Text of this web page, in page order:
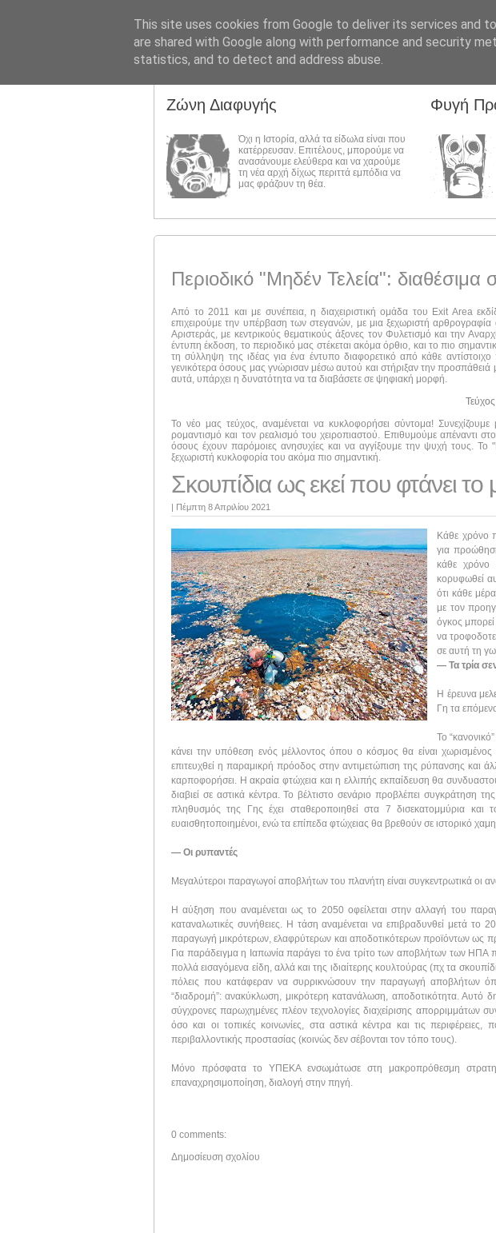
Ζώνη Διαφυγής
Όχι η Ιστορία, αλλά τα είδωλα είναι που
κατέρρευσαν. Επιτέλους, μπορούμε να
ανασάνουμε ελεύθερα και να χαρούμε
τη νέα αρχή δίχως περιττά εμπόδια να
μας φράζουν τη θέα.
Φυγή
Περιοδικό "Μηδέν Τελεία":
Από το 2011 και με συνέπεια, η διαχειριστική ομάδα του Exit Area
επιχειρούμε την υπέρβαση των στεγανών, με μια ξεχωριστή αρθρογραφία
Αριστεράς, με κεντρικούς θεματικούς άξονες τον Φυλετισμό και την
έντυπη έκδοση, το περιοδικό μας στέκεται ακόμα όρθιο, και το πιο
τη σύλληψη της ιδέας για ένα έντυπο διαφορετικό από κάθε
γενικότερα όσους μας γνώρισαν μέσω αυτού και στήριξαν την
αυτά, υπάρχει η δυνατότητα να τα διαβάσετε σε ψηφιακή μορφή.
Το νέο μας τεύχος, αναμένεται να κυκλοφορήσει σύντομα!
ρομαντισμό και τον ρεαλισμό του χειροπιαστού. Επιθυμούμε
όσους έχουν παρόμοιες ανησυχίες και να αγγίξουμε την ψυχή τους. Το
ξεχωριστή κυκλοφορία του ακόμα πιο σημαντική.
Σκουπίδια ως εκεί που φτάνει το
| Πέμπτη 8 Απριλίου 2021
Κάθε χρόνο
για
κάθε χρόνο
κορυφωθεί
ότι κάθε
με τον
όγκος
να
σε αυτή τη
— Τα τρία
Η έρευνα
Γη τα
Το
κάνει την υπόθεση ενός μέλλοντος όπου ο κόσμος θα είναι
επιτευχθεί η παραμικρή πρόοδος στην αντιμετώπιση της ρύπανσης και
καρποφορήσει. Η ακραία φτώχεια και η ελλιπής εκπαίδευση θα
διαβιεί σε αστικά κέντρα. Το βέλτιστο σενάριο προβλέπει
πληθυσμός της Γης έχει σταθεροποιηθεί στα 7 δισεκατομμύρια και
ευαισθητοποιημένοι, ενώ τα επίπεδα φτώχειας θα βρεθούν σε ιστορικό
— Οι ρυπαντές
Μεγαλύτεροι παραγωγοί αποβλήτων του πλανήτη είναι συγκεντρωτικά
Η αύξηση που αναμένεται ως το 2050 οφείλεται στην αλλαγή του
καταναλωτικές συνήθειες. Η τάση αναμένεται να επιβραδυνθεί μετά το
παραγωγή μικρότερων, ελαφρύτερων και αποδοτικότερων προϊόντων
Για παράδειγμα η Ιαπωνία παράγει το ένα τρίτο των αποβλήτων των ΗΠΑ
πολλά εισαγόμενα είδη, αλλά και της ιδιαίτερης κουλτούρας (πχ τα
πόλεις που κατάφεραν να συρρικνώσουν την παραγωγή αποβλήτων
“διαδρομή”: ανακύκλωση, μικρότερη κατανάλωση, αποδοτικότητα. Αυτό
σύγχρονες παρωχημένες πλέον τεχνολογίες διαχείρισης απορριμμάτων
όσο και οι τοπικές κοινωνίες, στα αστικά κέντρα και τις
περιβαλλοντικής προστασίας (κοινώς δεν σέβονται τον τόπο τους).
Μόνο πρόσφατα το ΥΠΕΚΑ ενσωμάτωσε στη μακροπρόθεσμη
επαναχρησιμοποίηση, διαλογή στην πηγή.
0 comments:
Δημοσίευση σχολίου
This site uses cookies from Google to deliver its services and
are shared with Google along with performance and security
statistics, and to detect and address abuse.